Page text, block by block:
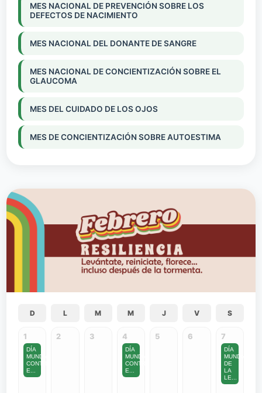
MES NACIONAL DE PREVENCIÓN SOBRE LOS
DEFECTOS DE NACIMIENTO
MES NACIONAL DEL DONANTE DE SANGRE
MES NACIONAL DE CONCIENTIZACIÓN SOBRE EL
GLAUCOMA
MES DEL CUIDADO DE LOS OJOS
MES DE CONCIENTIZACIÓN SOBRE AUTOESTIMA
D L M M J V S
1
DÍA
MUNDIAL
CONTRA
E...
2 3 4
DÍA
MUNDIAL
CONTRA
E...
5 6 7
DÍA
MUNDIAL
DE
LA
LE...